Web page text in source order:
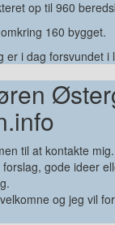
op til 960
160 bygget.
er i dag forsvundet i
til at kontakte mig.
gode ideer
og jeg vil